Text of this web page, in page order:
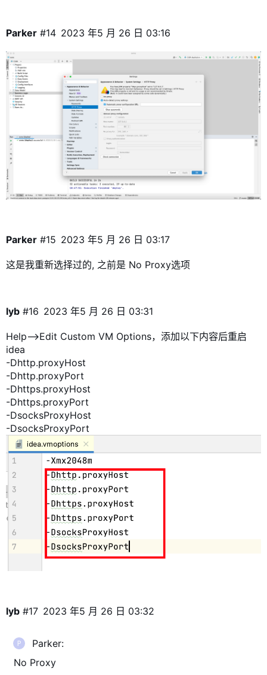
Parker 2023 年5 月 26 日 03:16
#14
Parker 2023 年5 月 26 日 03:17
#15
这是我重新选择过的, 之前是 No Proxy选项
lyb 2023 年5 月 26 日 03:31
#16
Help——>Edit Custom VM Options，添加以下内容后重启
idea
-Dhttp.proxyHost
-Dhttp.proxyPort
-Dhttps.proxyHost
-Dhttps.proxyPort
-DsocksProxyHost
-DsocksProxyPort
lyb 2023 年5 月 26 日 03:32
#17
Parker:
No Proxy